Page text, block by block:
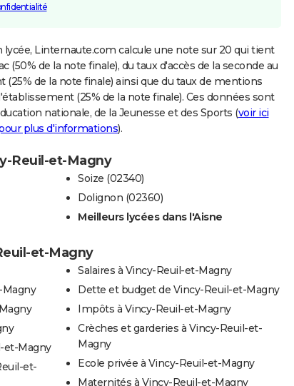
Linternaute.com calcule une note sur 20 qui tient
(50% de la note finale), du taux d'accès de la seconde au
(25% de la note finale) ainsi que du taux de mentions
(25% de la note finale). Ces données sont
nationale, de la Jeunesse et des Sports (voir ici
plus d'informations).
Reuil-et-Magny
Soize (02340)
Dolignon (02360)
Meilleurs lycées dans l'Aisne
et-Magny
Magny
et-Magny
et-
Salaires à Vincy-Reuil-et-Magny
Dette et budget de Vincy-Reuil-et-Magny
Impôts à Vincy-Reuil-et-Magny
Crèches et garderies à Vincy-Reuil-et-
Magny
Ecole privée à Vincy-Reuil-et-Magny
Maternités à Vincy-Reuil-et-Magny